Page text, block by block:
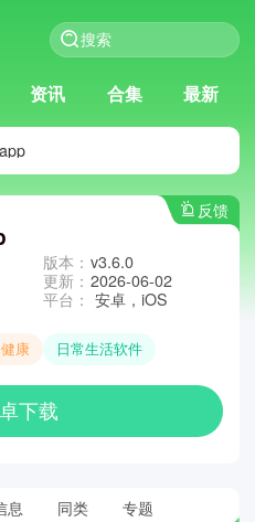
资讯 合集 最新
反馈
版本： v3.6.0
更新： 2026-06-02
平台： 安卓，iOS
康 日常生活软件
下载
息 同类 专题